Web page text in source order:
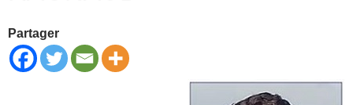
Partager